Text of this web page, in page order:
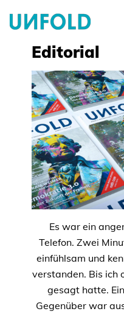
Editorial
Es war ein
Telefon. Zwei
einfühlsam und
verstanden. Bis ich
gesagt hatte.
Gegenüber war